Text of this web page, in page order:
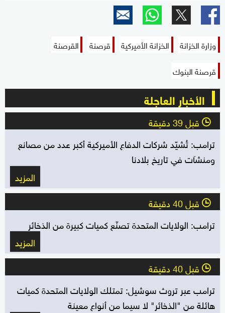
وزارة الخزانة الخزانة الأميركية قرصنة
القرصنة
قرصنة البنوك
الأخبار العاجلة
l قبل 39 دقيقة
ترامب: تُشيّد شركات الدفاع الأميركية أكبر عدد من مصانع
ومنشآت في تاريخ بلادنا
المزيد
l قبل 40 دقيقة
ترامب: الولايات المتحدة تصنّع كميات كبيرة من الذخائر
المزيد
l قبل 40 دقيقة
ترامب عبر تروث سوشيل: تمتلك الولايات المتحدة كميات
هائلة من "الذخائر" لا سيما من أنواع معينة